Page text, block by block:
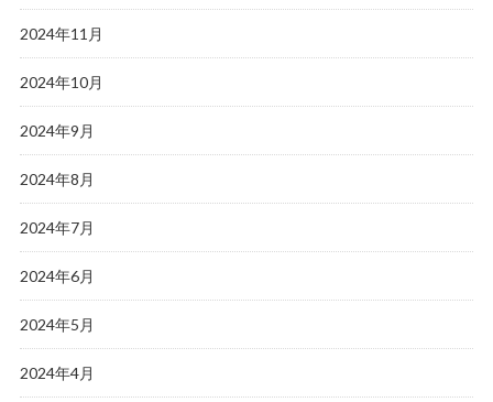
2024年11月
2024年10月
2024年9月
2024年8月
2024年7月
2024年6月
2024年5月
2024年4月